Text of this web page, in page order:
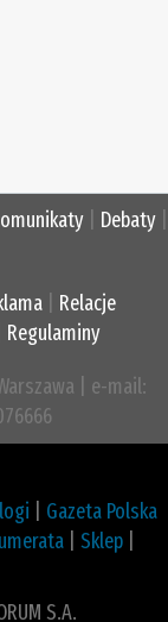
Debaty
Relacje
Regulaminy
| e-mail:
Gazeta Polska
Sklep
S.A.